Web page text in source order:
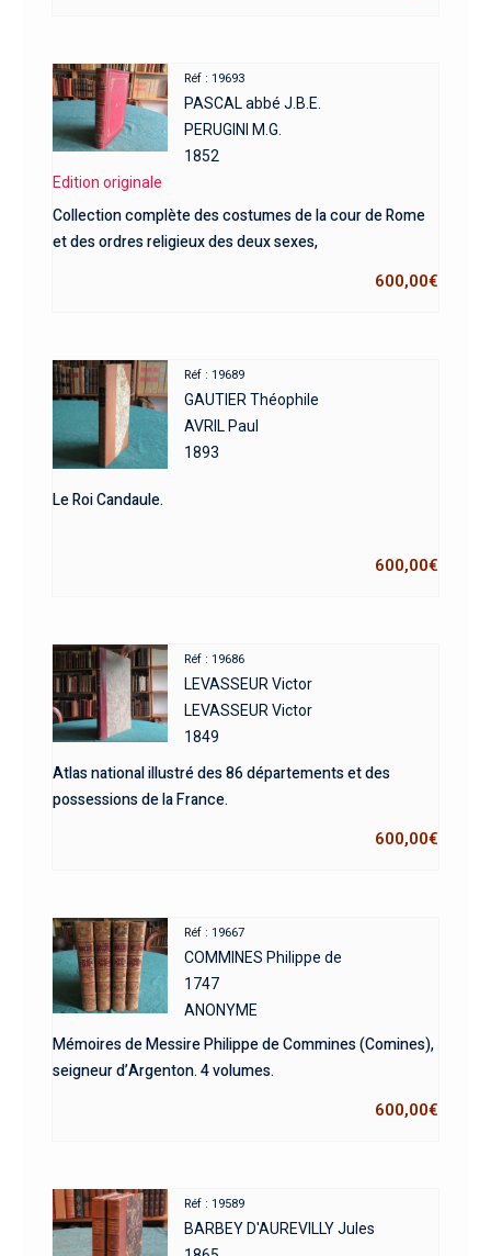
Réf : 19693
PASCAL abbé J.B.E.
PERUGINI M.G.
1852
Edition originale
Collection complète des costumes de la cour de Rome
et des ordres religieux des deux sexes,
600,00€
Réf : 19689
GAUTIER Théophile
AVRIL Paul
1893
Le Roi Candaule.
600,00€
Réf : 19686
LEVASSEUR Victor
LEVASSEUR Victor
1849
Atlas national illustré des 86 départements et des
possessions de la France.
600,00€
Réf : 19667
COMMINES Philippe de
1747
ANONYME
Mémoires de Messire Philippe de Commines (Comines),
seigneur d’Argenton. 4 volumes.
600,00€
Réf : 19589
BARBEY D'AUREVILLY Jules